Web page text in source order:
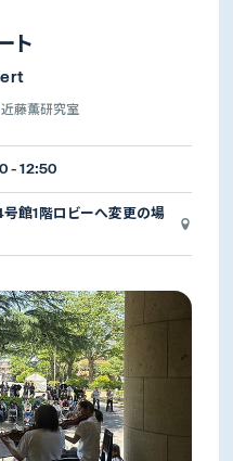
ト
近藤薫研究室
- 12:50
号館1階ロビーへ変更の場